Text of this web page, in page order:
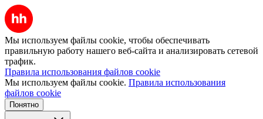
Мы используем файлы cookie, чтобы обеспечивать
правильную работу нашего веб-сайта и анализировать сетевой
трафик.
Правила использования файлов cookie
Мы используем файлы cookie. Правила использования
файлов cookie
Понятно